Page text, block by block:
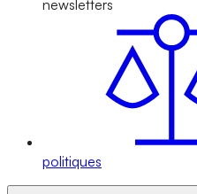
newsletters
politiques